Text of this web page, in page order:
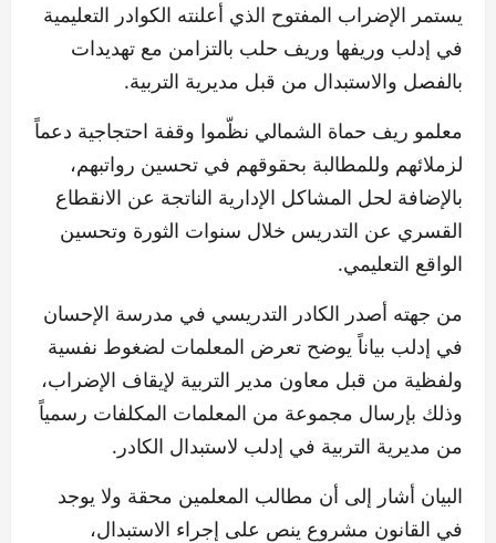
يستمر الإضراب المفتوح الذي أعلنته الكوادر التعليمية
في إدلب وريفها وريف حلب بالتزامن مع تهديدات
بالفصل والاستبدال من قبل مديرية التربية.
معلمو ريف حماة الشمالي نظّموا وقفة احتجاجية دعماً
لزملائهم وللمطالبة بحقوقهم في تحسين رواتبهم،
بالإضافة لحل المشاكل الإدارية الناتجة عن الانقطاع
القسري عن التدريس خلال سنوات الثورة وتحسين
الواقع التعليمي.
من جهته أصدر الكادر التدريسي في مدرسة الإحسان
في إدلب بياناً يوضح تعرض المعلمات لضغوط نفسية
ولفظية من قبل معاون مدير التربية لإيقاف الإضراب،
وذلك بإرسال مجموعة من المعلمات المكلفات رسمياً
من مديرية التربية في إدلب لاستبدال الكادر.
البيان أشار إلى أن مطالب المعلمين محقة ولا يوجد
في القانون مشروع ينص على إجراء الاستبدال،